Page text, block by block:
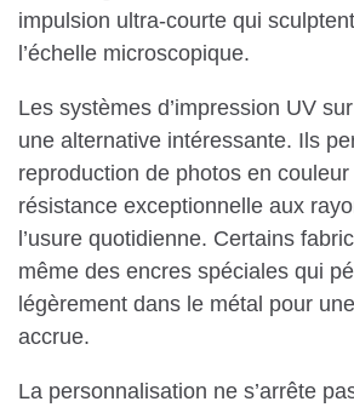
impulsion ultra-courte qui
l’échelle microscopique.
Les systèmes d’impression UV
une alternative intéressante. Ils
reproduction de photos en
résistance exceptionnelle aux
l’usure quotidienne. Certains
même des encres spéciales qui
légèrement dans le métal pour
accrue.
La personnalisation ne s’arrête